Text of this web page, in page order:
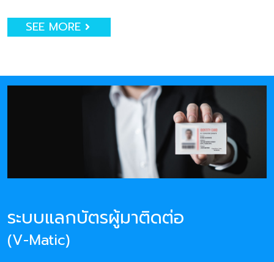
SEE MORE
ระบบแลกบัตรผู้มาติดต่อ
(V-Matic)